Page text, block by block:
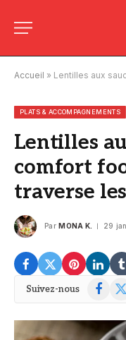
Accueil » Lentilles aux
PLATS & ACCOMPAGNEMENTS
Lentilles
comfort
traverse
Par MONA K. 29
Suivez-nous Facebook
X